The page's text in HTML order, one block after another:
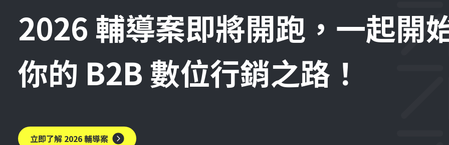
2026 輔導案即將開跑，一起開
你的 B2B 數位行銷之路！
立即了解 2026 輔導案